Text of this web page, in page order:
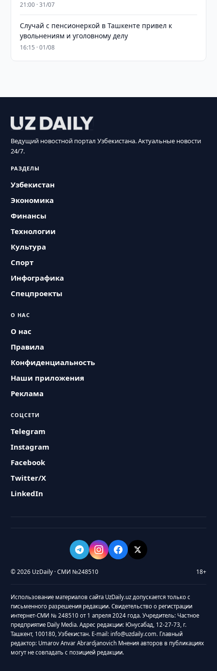
21:00 · 31/07
Случай с пенсионеркой в Ташкенте привел к
увольнениям и уголовному делу
16:15 · 01/08
Ведущий новостной портал Узбекистана. Актуальные новости
24/7.
РАЗДЕЛЫ
Узбекистан
Экономика
Финансы
Технологии
Культура
Спорт
Инфографика
Спецпроекты
О НАС
О нас
Правила
Конфиденциальность
Наши приложения
Реклама
СОЦСЕТИ
Telegram
Instagram
Facebook
Twitter/X
LinkedIn
© 2026 UzDaily · СМИ №248510 18+
Использование материалов сайта UzDaily.uz допускается только с
письменного разрешения редакции. Свидетельство о регистрации
интернет-СМИ № 248510 от 1 апреля 2024 года. Учредитель: Частное
предприятие Daily Media. Адрес редакции: Юнусабад, 12-27-73, г.
Ташкент, 100180, Узбекистан. E-mail: info@uzdaily.com. Главный
редактор: Umarov Anvar Abrardjanovich Мнения авторов в публикациях
могут не совпадать с позицией редакции.